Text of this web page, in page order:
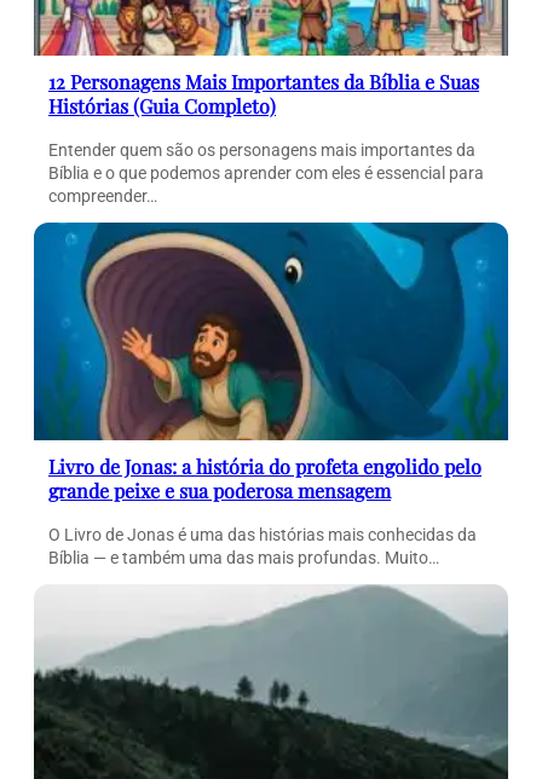
12 Personagens Mais Importantes da Bíblia e Suas
Histórias (Guia Completo)
Entender quem são os personagens mais importantes da
Bíblia e o que podemos aprender com eles é essencial para
compreender…
Livro de Jonas: a história do profeta engolido pelo
grande peixe e sua poderosa mensagem
O Livro de Jonas é uma das histórias mais conhecidas da
Bíblia — e também uma das mais profundas. Muito…